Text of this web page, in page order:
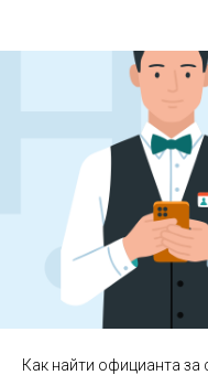
Как найти официанта за